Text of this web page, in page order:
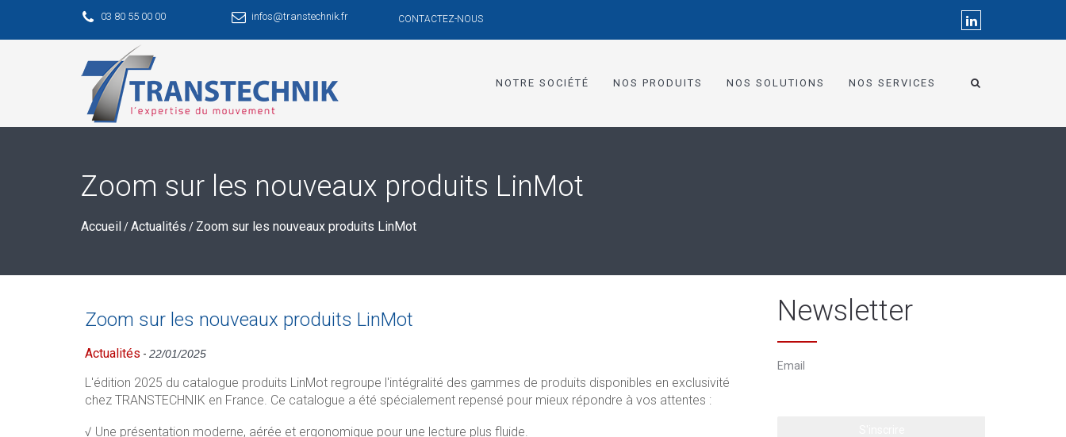
03 80 55 00 00 infos@transtechnik.fr CONTACTEZ-NOUS
NOTRE SOCIÉTÉ NOS PRODUITS NOS SOLUTIONS NOS SERVICES
Zoom sur les nouveaux produits LinMot
Accueil/Actualités / Zoom sur les nouveaux produits LinMot
Zoom sur les nouveaux produits LinMot
Actualités - 22/01/2025
L'édition 2025 du catalogue produits LinMot regroupe l'intégralité des gammes de produits disponibles en exclusivité
chez TRANSTECHNIK en France. Ce catalogue a été spécialement repensé pour mieux répondre à vos attentes :
√ Une présentation moderne, aérée et ergonomique pour une lecture plus fluide.
Newsletter